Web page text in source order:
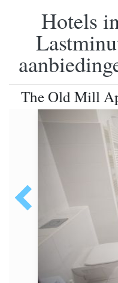
Hotels
The Old Mill